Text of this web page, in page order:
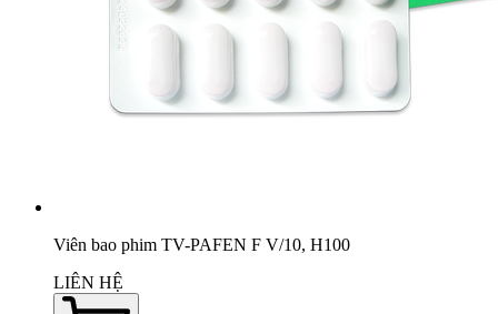
Viên bao phim TV-PAFEN F V/10, H100
LIÊN HỆ